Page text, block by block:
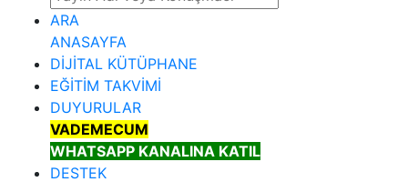
ARA
ANASAYFA
DİJİTAL KÜTÜPHANE
EĞİTİM TAKVİMİ
DUYURULAR
VADEMECUM
WHATSAPP KANALINA KATIL
DESTEK